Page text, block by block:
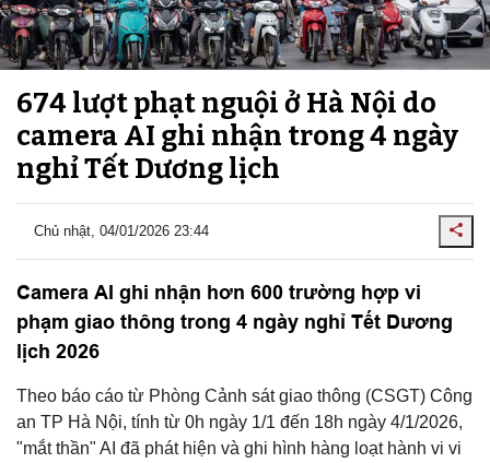
674 lượt phạt nguội ở Hà Nội do
camera AI ghi nhận trong 4 ngày
nghỉ Tết Dương lịch
Chủ nhật, 04/01/2026 23:44
Camera AI ghi nhận hơn 600 trường hợp vi
phạm giao thông trong 4 ngày nghỉ Tết Dương
lịch 2026
Theo báo cáo từ Phòng Cảnh sát giao thông (CSGT) Công
an TP Hà Nội, tính từ 0h ngày 1/1 đến 18h ngày 4/1/2026,
"mắt thần" AI đã phát hiện và ghi hình hàng loạt hành vi vi